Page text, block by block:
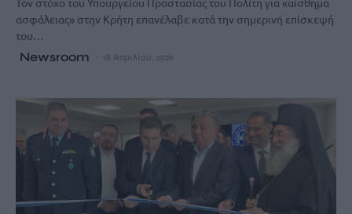
ασφάλειας» στην Κρήτη επανέλαβε κατά την σημερινή επίσκεψή
του…
Newsroom 18 Απριλίου, 2026